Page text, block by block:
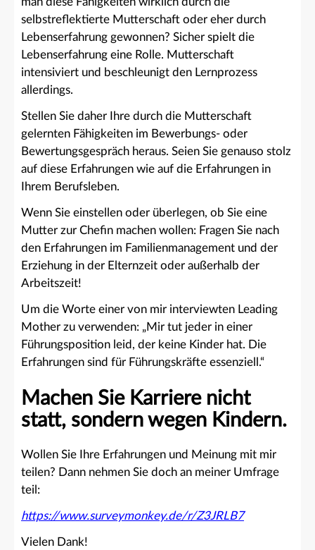
selbstreflektierte Mutterschaft oder eher durch
Lebenserfahrung gewonnen? Sicher spielt die
Lebenserfahrung eine Rolle. Mutterschaft
intensiviert und beschleunigt den Lernprozess
allerdings.
Stellen Sie daher Ihre durch die Mutterschaft
gelernten Fähigkeiten im Bewerbungs- oder
Bewertungsgespräch heraus. Seien Sie genauso stolz
auf diese Erfahrungen wie auf die Erfahrungen in
Ihrem Berufsleben.
Wenn Sie einstellen oder überlegen, ob Sie eine
Mutter zur Chefin machen wollen: Fragen Sie nach
den Erfahrungen im Familienmanagement und der
Erziehung in der Elternzeit oder außerhalb der
Arbeitszeit!
Um die Worte einer von mir interviewten Leading
Mother zu verwenden: „Mir tut jeder in einer
Führungsposition leid, der keine Kinder hat. Die
Erfahrungen sind für Führungskräfte essenziell.“
Machen Sie Karriere nicht
statt, sondern wegen Kindern.
Wollen Sie Ihre Erfahrungen und Meinung mit mir
teilen? Dann nehmen Sie doch an meiner Umfrage
teil:
https://www.surveymonkey.de/r/Z3JRLB7
Vielen Dank!